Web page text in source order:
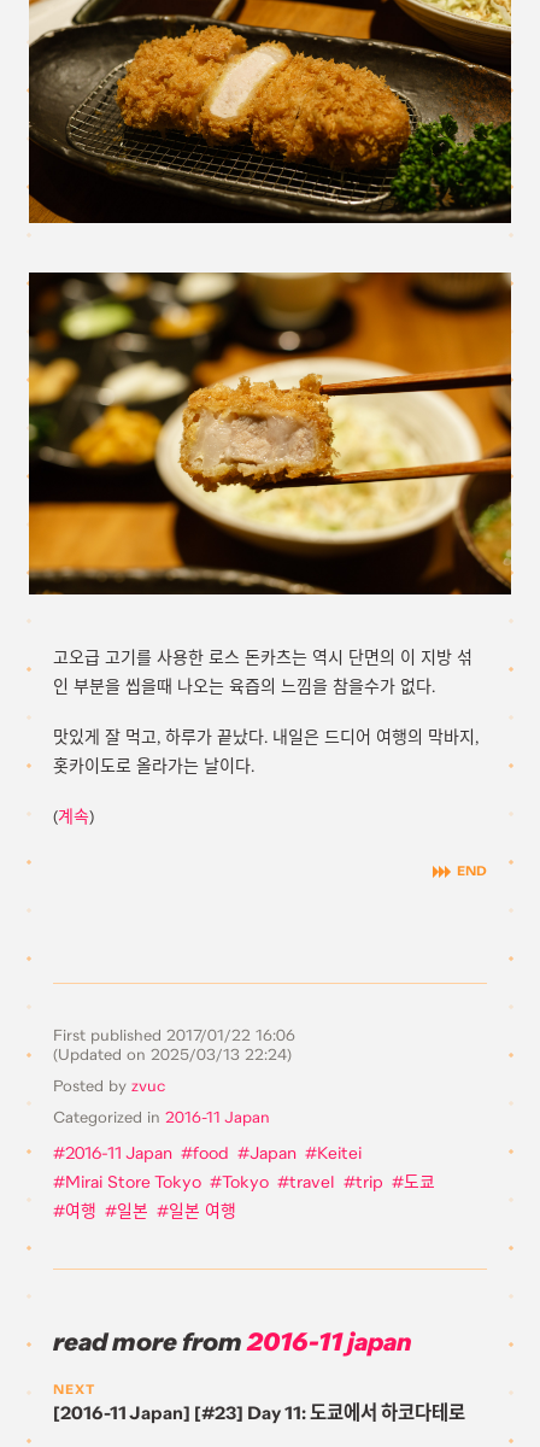
고오급 고기를 사용한 로스 돈카츠는 역시 단면의 이 지방 섞
인 부분을 씹을때 나오는 육즙의 느낌을 참을수가 없다.
맛있게 잘 먹고, 하루가 끝났다. 내일은 드디어 여행의 막바지,
홋카이도로 올라가는 날이다.
(계속)
First published 2017/01/22 16:06
(Updated on 2025/03/13 22:24)
Posted by zvuc
Categorized in 2016-11 Japan
2016-11 Japan food Japan
Keitei
Mirai Store Tokyo
Tokyo travel trip
도쿄
여행
일본 일본 여행
read more from2016-11 japan
NEXT
[2016-11 Japan] [#23] Day 11: 도쿄에서 하코다테로